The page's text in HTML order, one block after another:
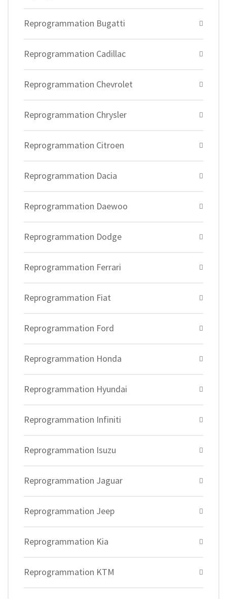
Reprogrammation Bugatti
Reprogrammation Cadillac
Reprogrammation Chevrolet
Reprogrammation Chrysler
Reprogrammation Citroen
Reprogrammation Dacia
Reprogrammation Daewoo
Reprogrammation Dodge
Reprogrammation Ferrari
Reprogrammation Fiat
Reprogrammation Ford
Reprogrammation Honda
Reprogrammation Hyundai
Reprogrammation Infiniti
Reprogrammation Isuzu
Reprogrammation Jaguar
Reprogrammation Jeep
Reprogrammation Kia
Reprogrammation KTM